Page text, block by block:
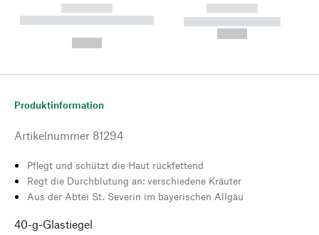
------------
----------- ----------- --------
------------
----------- -----------
Produktinformation
Artikelnummer 81294
Pflegt und schützt die Haut rückfettend
Regt die Durchblutung an: verschiedene Kräuter
Aus der Abtei St. Severin im bayerischen Allgäu
40-g-Glastiegel